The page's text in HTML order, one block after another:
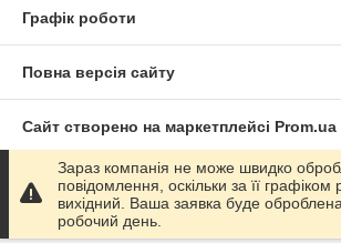
Графік роботи
Повна версія сайту
Сайт створено на маркетплейсі Prom.ua
Політика конфіденційності
Зараз компанія не може швидко
повідомлення, оскільки за її графіком
вихідний. Ваша заявка буде
робочий день.